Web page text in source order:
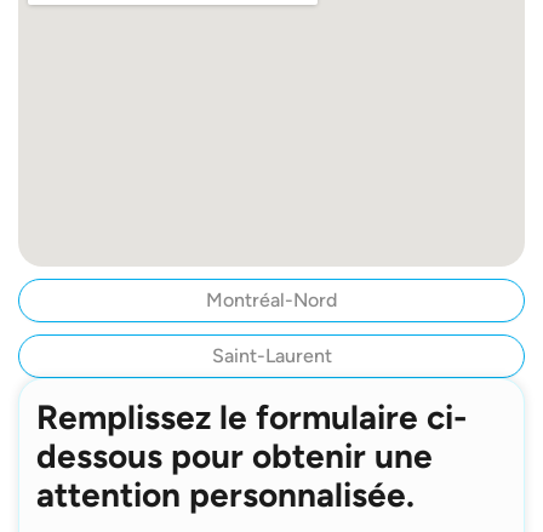
Montréal-Nord
Saint-Laurent
Remplissez le formulaire ci-
dessous pour obtenir une
attention personnalisée.